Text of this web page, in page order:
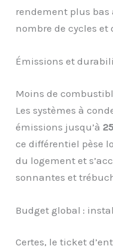
rendement plus
nombre de cycles et
Émissions et
Moins de
Les systèmes à
émissions jusqu’à
ce différentiel pèse
du logement et
sonnantes et
Budget global :
Certes, le ticket